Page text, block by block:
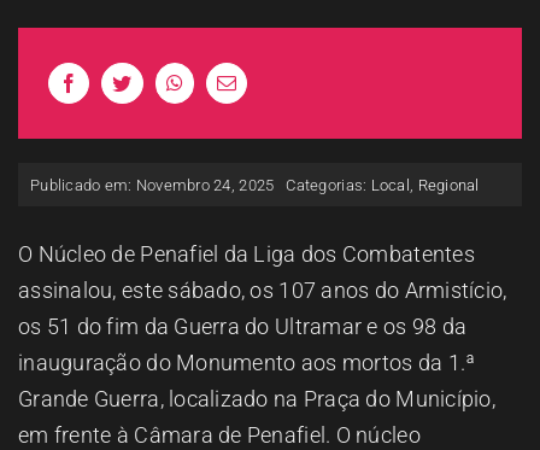
A RCP
OUVIR
Publicado em: Novembro 24, 2025 Categorias: Local Regional
O Núcleo de Penafiel da Liga dos Combatentes
assinalou, este sábado, os 107 anos do Armistício,
os 51 do fim da Guerra do Ultramar e os 98 da
inauguração do Monumento aos mortos da 1.ª
Grande Guerra, localizado na Praça do Município,
em frente à Câmara de Penafiel. O núcleo